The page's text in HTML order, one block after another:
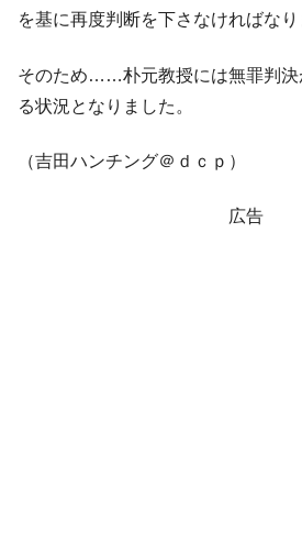
を基に再度判断を下さなければなり
そのため……朴元教授には無罪判決
る状況となりました。
（吉田ハンチング＠ｄｃｐ）
広告